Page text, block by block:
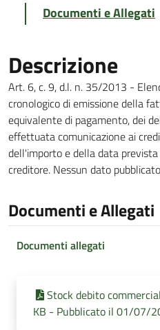
Documenti e Allegati
Descrizione
Art. 6, c. 9, d.l. n. 35/2013 -
cronologico di emissione della
equivalente di pagamento, dei
effettuata comunicazione ai
dell'importo e della data
creditore. Nessun dato
Documenti e Allegati
Documenti allegati
Stock debito
KB - Pubblicato il 01/07/